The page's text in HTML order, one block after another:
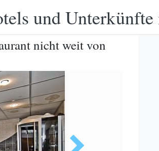
und Unterkünfte
nicht weit von